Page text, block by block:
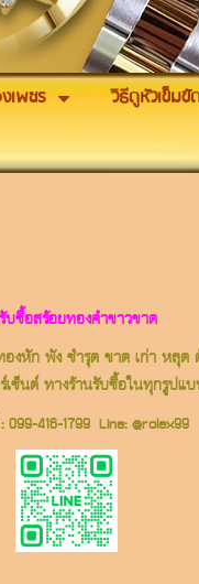
เพชร
วิธีดูหัวเข็มขั
บซื้อสร้อยทองคำขาวขาด
งหัก พัง ชำรุด ขาด เก่า หลุด
เซ็นต์ ทางร้านรับซื้อในทุกรูปแ
099-416-1799 Line:@rolex99